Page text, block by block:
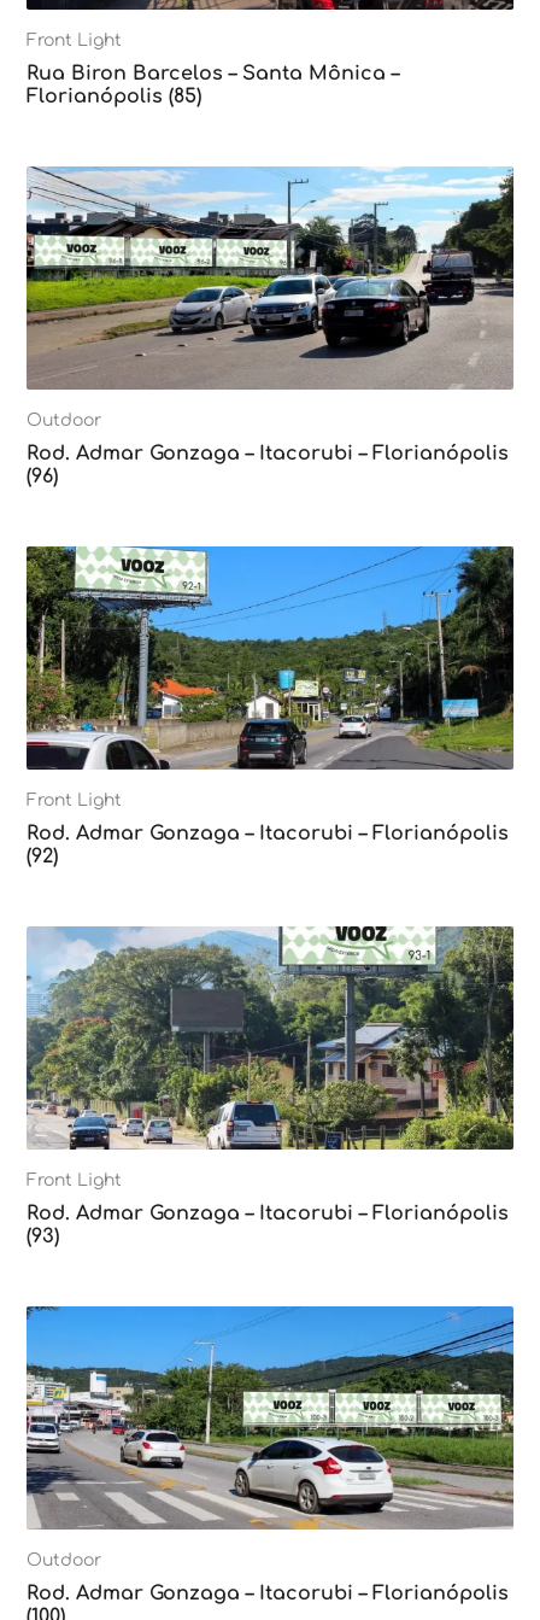
Front Light
Rua Biron Barcelos – Santa Mônica –
Florianópolis (85)
Outdoor
Rod. Admar Gonzaga – Itacorubi – Florianópolis
(96)
Front Light
Rod. Admar Gonzaga – Itacorubi – Florianópolis
(92)
Front Light
Rod. Admar Gonzaga – Itacorubi – Florianópolis
(93)
Outdoor
Rod. Admar Gonzaga – Itacorubi – Florianópolis